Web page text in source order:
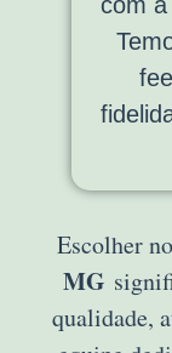
Escolher
MG
qualidade,